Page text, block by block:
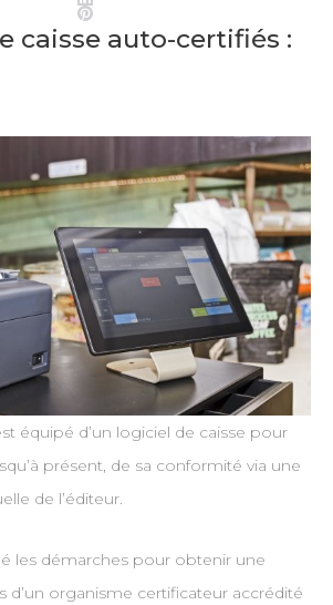
Pinterest
caisse auto-certifiés :
équipé d’un logiciel de caisse pour
présent, de sa conformité via une
de l’éditeur.
les démarches pour obtenir une
d’un organisme certificateur accrédité